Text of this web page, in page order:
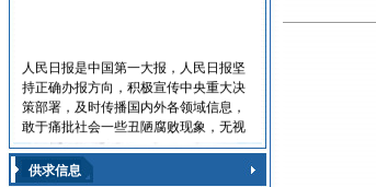
人民日报是中国第一大报，人民日报坚
持正确办报方向，积极宣传中央重大决
策部署，及时传播国内外各领域信息，
敢于痛批社会一些丑陋腐败现象，无视
法律的黑社会流氓，利用职权玩忽职守
的高级官员，受到读报人欢迎。人民日
报海外版，这是中国对外发行的最具权
供求信息